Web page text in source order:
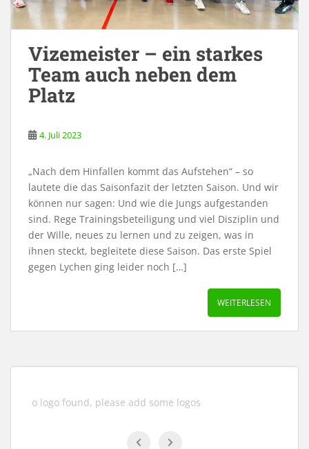
Vizemeister – ein starkes
Team auch neben dem
Platz
4. Juli 2023
„Nach dem Hinfallen kommt das Aufstehen“ – so
lautete die das Saisonfazit der letzten Saison. Und wir
können nur sagen: Und wie die Jungs aufgestanden
sind. Rege Trainingsbeteiligung und viel Disziplin und
der Wille, neues zu lernen und zu zeigen, was in
ihnen steckt, begleitete diese Saison. Das erste Spiel
gegen Lychen ging leider noch […]
WEITERLESEN
No logo found, please add some logos